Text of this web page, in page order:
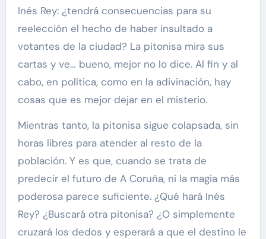
Inés Rey: ¿tendrá consecuencias para su
reelección el hecho de haber insultado a
votantes de la ciudad? La pitonisa mira sus
cartas y ve… bueno, mejor no lo dice. Al fin y al
cabo, en política, como en la adivinación, hay
cosas que es mejor dejar en el misterio.
Mientras tanto, la pitonisa sigue colapsada, sin
horas libres para atender al resto de la
población. Y es que, cuando se trata de
predecir el futuro de A Coruña, ni la magia más
poderosa parece suficiente. ¿Qué hará Inés
Rey? ¿Buscará otra pitonisa? ¿O simplemente
cruzará los dedos y esperará a que el destino le